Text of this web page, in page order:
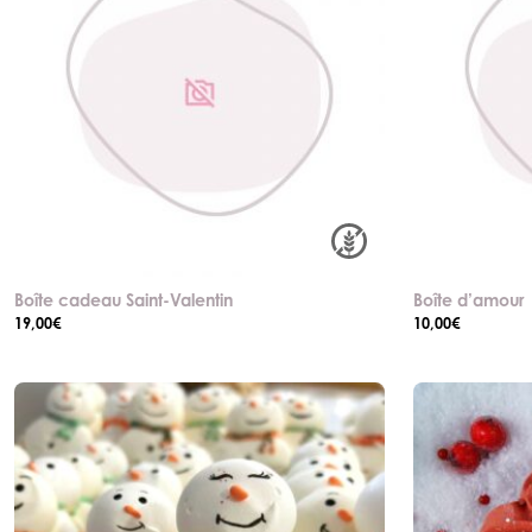
Boîte cadeau Saint-Valentin
19,00€
Boîte d’amour
10,00€